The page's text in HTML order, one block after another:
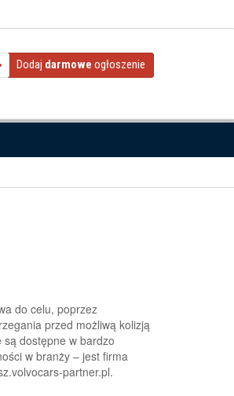
Dodaj darmowe ogłoszenie
do celu, poprzez
przed możliwą kolizją
są dostępne w bardzo
w branży – jest firma
partner.pl.